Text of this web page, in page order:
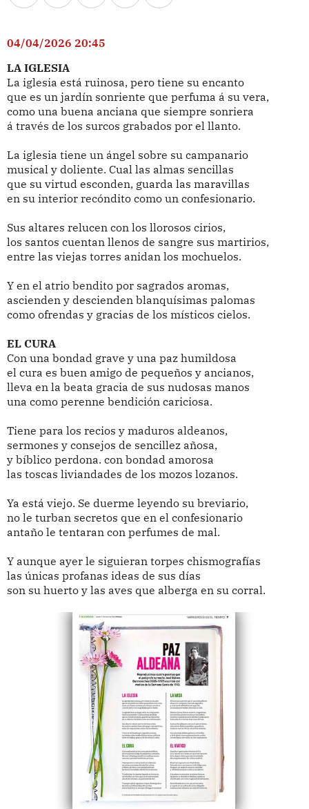
04/04/2026 20:45
LA IGLESIA
La iglesia está ruinosa, pero tiene su encanto
que es un jardín sonriente que perfuma á su vera,
como una buena anciana que siempre sonriera
á través de los surcos grabados por el llanto.
La iglesia tiene un ángel sobre su campanario
musical y doliente. Cual las almas sencillas
que su virtud esconden, guarda las maravillas
en su interior recóndito como un confesionario.
Sus altares relucen con los llorosos cirios,
los santos cuentan llenos de sangre sus martirios,
entre las viejas torres anidan los mochuelos.
Y en el atrio bendito por sagrados aromas,
ascienden y descienden blanquísimas palomas
como ofrendas y gracias de los místicos cielos.
EL CURA
Con una bondad grave y una paz humildosa
el cura es buen amigo de pequeños y ancianos,
lleva en la beata gracia de sus nudosas manos
una como perenne bendición cariciosa.
Tiene para los recios y maduros aldeanos,
sermones y consejos de sencillez añosa,
y bíblico perdona. con bondad amorosa
las toscas liviandades de los mozos lozanos.
Ya está viejo. Se duerme leyendo su breviario,
no le turban secretos que en el confesionario
antaño le tentaran con perfumes de mal.
Y aunque ayer le siguieran torpes chismografías
las únicas profanas ideas de sus días
son su huerto y las aves que alberga en su corral.